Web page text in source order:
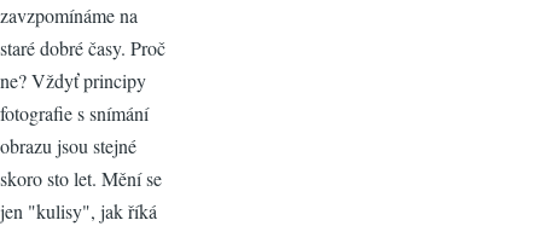
zavzpomínáme na
staré dobré časy. Proč
ne? Vždyť principy
fotografie s snímání
obrazu jsou stejné
skoro sto let. Mění se
jen "kulisy", jak říká